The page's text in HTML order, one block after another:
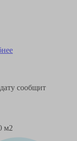
сообщит
м2